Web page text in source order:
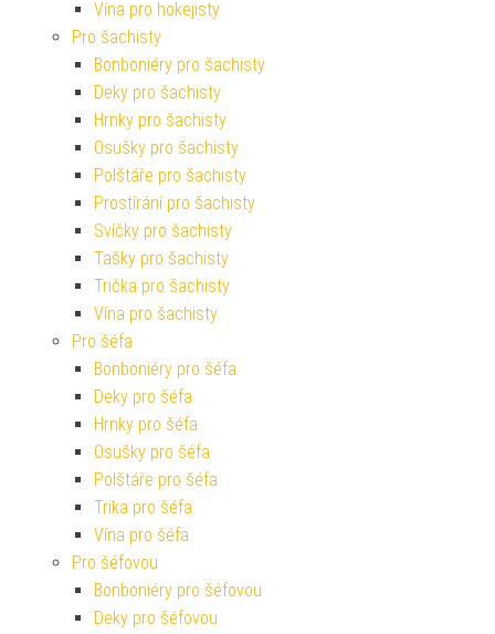
Vína pro hokejisty
Pro šachisty
Bonboniéry pro šachisty
Deky pro šachisty
Hrnky pro šachisty
Osušky pro šachisty
Polštáře pro šachisty
Prostírání pro šachisty
Svíčky pro šachisty
Tašky pro šachisty
Trička pro šachisty
Vína pro šachisty
Pro šéfa
Bonboniéry pro šéfa
Deky pro šéfa
Hrnky pro šéfa
Osušky pro šéfa
Polštáře pro šéfa
Trika pro šéfa
Vína pro šéfa
Pro šéfovou
Bonboniéry pro šéfovou
Deky pro šéfovou